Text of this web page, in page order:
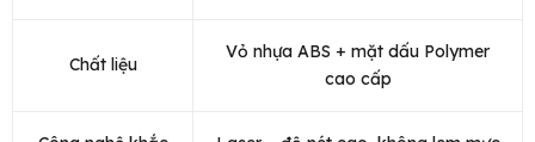
Chất liệu
Vỏ nhựa ABS + mặt dấu Polymer
cao cấp